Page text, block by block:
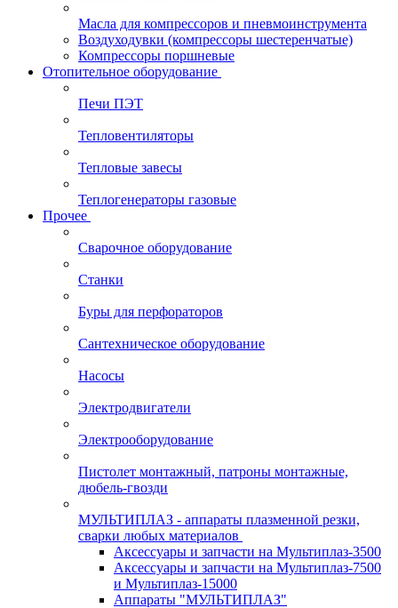
Масла для компрессоров и пневмоинструмента
Воздуходувки (компрессоры шестеренчатые)
Компрессоры поршневые
Отопительное оборудование
Печи ПЭТ
Тепловентиляторы
Тепловые завесы
Теплогенераторы газовые
Прочее
Сварочное оборудование
Станки
Буры для перфораторов
Сантехническое оборудование
Насосы
Электродвигатели
Электрооборудование
Пистолет монтажный, патроны монтажные,
дюбель-гвозди
МУЛЬТИПЛАЗ - аппараты плазменной резки,
сварки любых материалов
Аксессуары и запчасти на Мультиплаз-3500
Аксессуары и запчасти на Мультиплаз-7500
и Мультиплаз-15000
Аппараты "МУЛЬТИПЛАЗ"